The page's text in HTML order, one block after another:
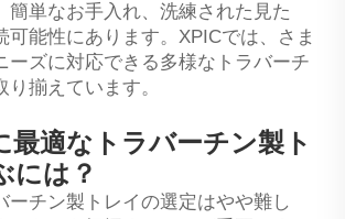
簡単なお手入れ、洗練された見た
可能性にあります。XPICでは、さま
ーズに対応できる多様なトラバーチ
揃えています。
最適なトラバーチン製ト
には？
ーチン製トレイの選定はやや難し